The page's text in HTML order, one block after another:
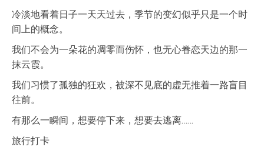
冷淡地看着日子一天天过去，季节的变幻似乎只是一个时
间上的概念。
我们不会为一朵花的凋零而伤怀，也无心眷恋天边的那一
抹云霞。
我们习惯了孤独的狂欢，被深不见底的虚无推着一路盲目
往前。
有那么一瞬间，想要停下来，想要去逃离……
旅行打卡